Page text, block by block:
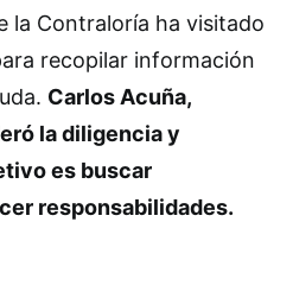
la Contraloría ha visitado
recopilar información
Carlos Acuña,
la diligencia y
es buscar
responsabilidades.